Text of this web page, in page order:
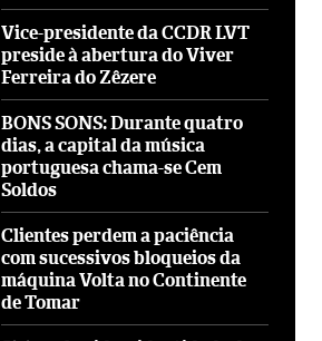
Vice-presidente da CCDR LVT
preside à abertura do Viver
Ferreira do Zêzere
BONS SONS: Durante quatro
dias, a capital da música
portuguesa chama-se Cem
Soldos
Clientes perdem a paciência
com sucessivos bloqueios da
máquina Volta no Continente
de Tomar